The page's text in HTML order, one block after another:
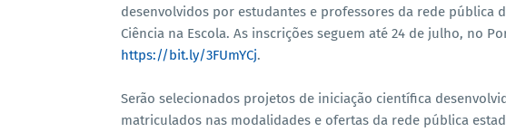
desenvolvidos por estudantes e professores da rede pública
Ciência na Escola. As inscrições seguem até 24 de julho, no
https://bit.ly/3FUmYCj.
Serão selecionados projetos de iniciação científica
matriculados nas modalidades e ofertas da rede pública